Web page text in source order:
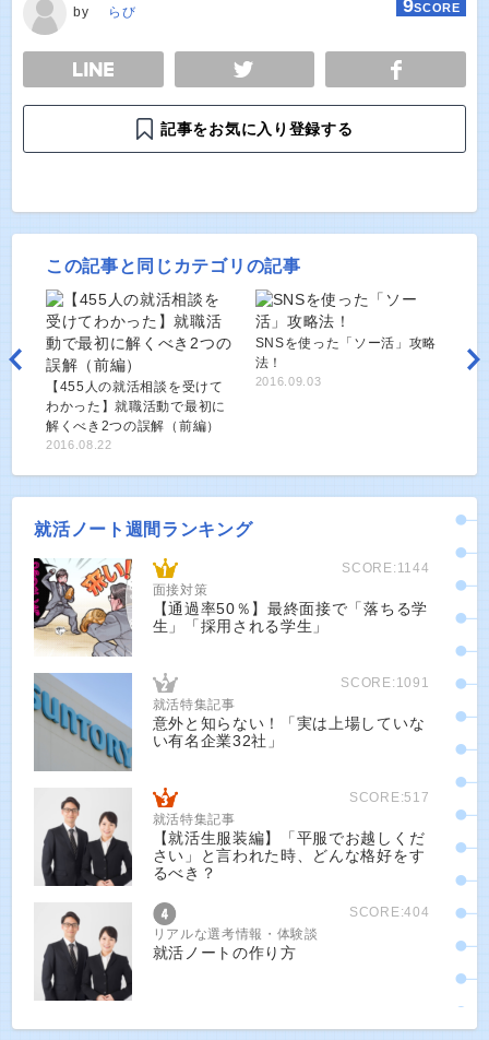
by らび 9SCORE
TWEET
記事をお気に入り登録する
この記事と同じカテゴリの記事
【455人の就活相談を受けて
わかった】就職活動で最初に
解くべき2つの誤解（前編）
2016.08.22
SNSを使った「ソー活」攻略
法！
2016.09.03
就活ノート週間ランキング
SCORE:1144
面接対策
【通過率50％】最終面接で「落ちる学
生」「採用される学生」
SCORE:1091
就活特集記事
意外と知らない！「実は上場していな
い有名企業32社」
SCORE:517
就活特集記事
【就活生服装編】「平服でお越しくだ
さい」と言われた時、どんな格好をす
るべき？
SCORE:404
リアルな選考情報・体験談
就活ノートの作り方